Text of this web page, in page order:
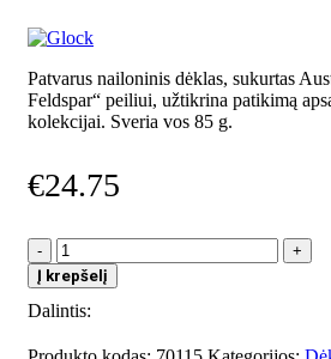
Patvarus nailoninis dėklas, sukurtas
Feldspar“ peiliui, užtikrina patikimą
kolekcijai. Sveria vos 85 g.
€24.75
produkto
kiekis:
Nailoninis
dėklas
Glock
Į krepšelį
Dalintis: